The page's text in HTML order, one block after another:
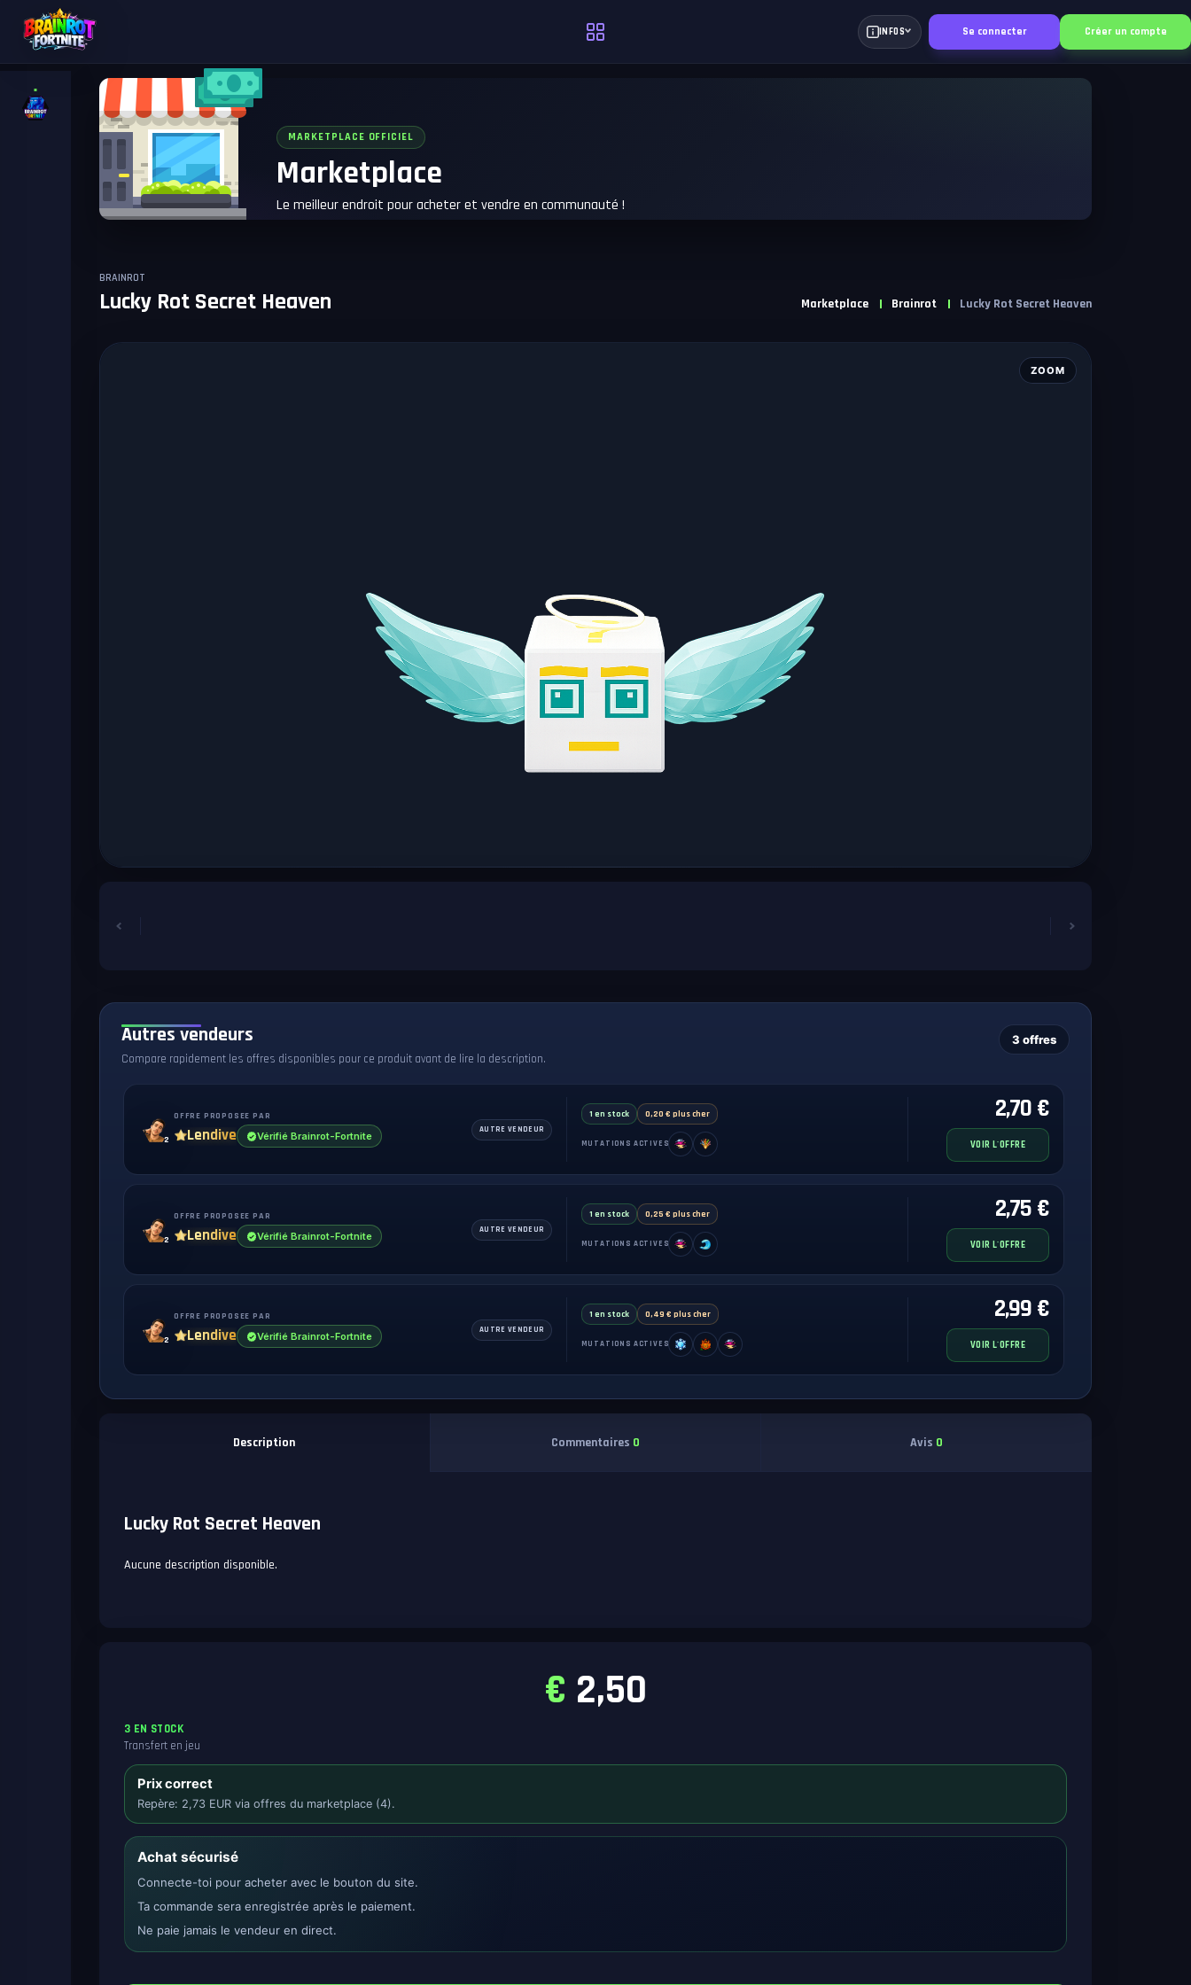
INFOS Se connecter Créer un compte
MARKETPLACE OFFICIEL
Marketplace
Le meilleur endroit pour acheter et vendre en communauté !
BRAINROT
Lucky Rot Secret Heaven Marketplace Brainrot Lucky Rot Secret Heaven
Autres vendeurs
Compare rapidement les offres disponibles pour ce produit avant de lire la description.
3 offres
2
OFFRE PROPOSEE PAR
Lendive Vérifié Brainrot-Fortnite
AUTRE VENDEUR
1 en stock 0,20 € plus cher
MUTATIONS ACTIVES
2,70 €
VOIR L'OFFRE
2
OFFRE PROPOSEE PAR
Lendive Vérifié Brainrot-Fortnite
AUTRE VENDEUR
1 en stock 0,25 € plus cher
MUTATIONS ACTIVES
2,75 €
VOIR L'OFFRE
2
OFFRE PROPOSEE PAR
Lendive Vérifié Brainrot-Fortnite
AUTRE VENDEUR
1 en stock 0,49 € plus cher
MUTATIONS ACTIVES
2,99 €
VOIR L'OFFRE
Description Commentaires 0 Avis 0
Lucky Rot Secret Heaven
Aucune description disponible.
€ 2,50
3 EN STOCK
Transfert en jeu
Prix correct
Repère: 2,73 EUR via offres du marketplace (4).
Achat sécurisé
Connecte-toi pour acheter avec le bouton du site.
Ta commande sera enregistrée après le paiement.
Ne paie jamais le vendeur en direct.